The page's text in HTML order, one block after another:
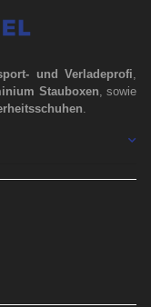
und Verladeprofi,
Stauboxen, sowie
.